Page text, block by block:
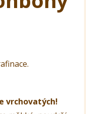
vrchovatých!